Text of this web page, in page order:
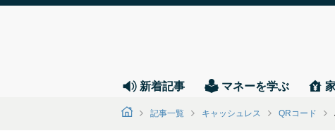
新着記事 マネーを学ぶ
記事一覧 キャッシュレス QRコード